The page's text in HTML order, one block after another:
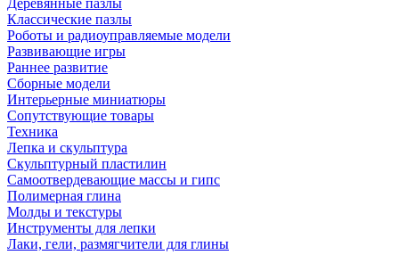
Деревянные пазлы
Классические пазлы
Роботы и радиоуправляемые модели
Развивающие игры
Раннее развитие
Сборные модели
Интерьерные миниатюры
Сопутствующие товары
Техника
Лепка и скульптура
Скульптурный пластилин
Самоотвердевающие массы и гипс
Полимерная глина
Молды и текстуры
Инструменты для лепки
Лаки, гели, размягчители для глины